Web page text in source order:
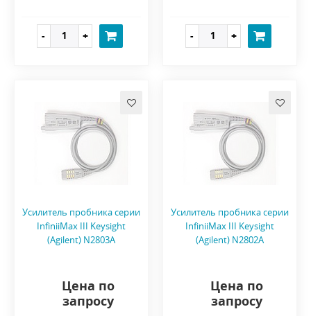
Усилитель пробника серии
InfiniiMax III Keysight
(Agilent) N2803A
Цена по
запросу
Усилитель пробника серии
InfiniiMax III Keysight
(Agilent) N2802A
Цена по
запросу